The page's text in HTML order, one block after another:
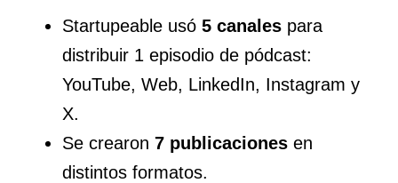
Startupeable usó 5 canales para
distribuir 1 episodio de pódcast:
YouTube, Web, LinkedIn, Instagram y
X.
Se crearon 7 publicaciones en
distintos formatos.